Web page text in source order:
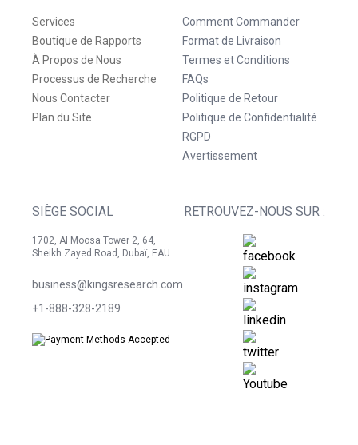
Services
Boutique de Rapports
À Propos de Nous
Processus de Recherche
Nous Contacter
Plan du Site
Comment Commander
Format de Livraison
Termes et Conditions
FAQs
Politique de Retour
Politique de Confidentialité
RGPD
Avertissement
SIÈGE SOCIAL
1702, Al Moosa Tower 2, 64,
Sheikh Zayed Road, Dubaï, EAU
business@kingsresearch.com
+1-888-328-2189
RETROUVEZ-NOUS SUR :